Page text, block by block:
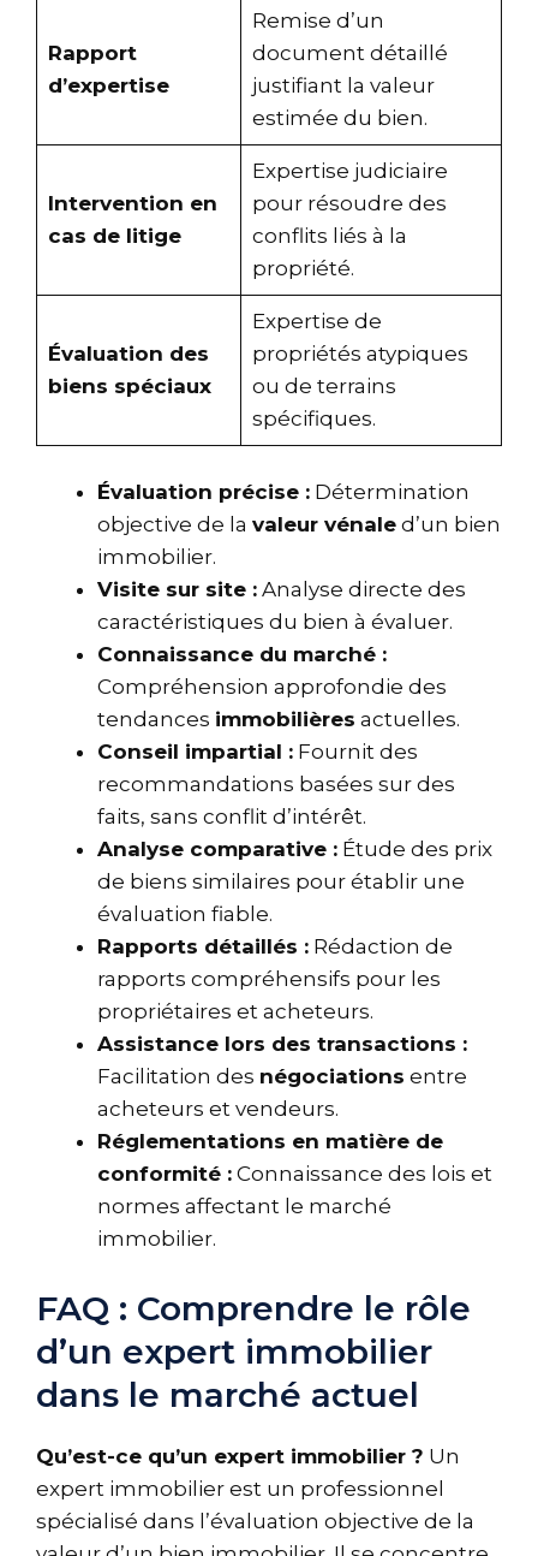
Rapport
d’expertise
Remise d’un
document détaillé
justifiant la valeur
estimée du bien.
Intervention en
cas de litige
Expertise judiciaire
pour résoudre des
conflits liés à la
propriété.
Évaluation des
biens spéciaux
Expertise de
propriétés atypiques
ou de terrains
spécifiques.
Évaluation précise : Détermination
objective de la valeur vénale d’un bien
immobilier.
Visite sur site : Analyse directe des
caractéristiques du bien à évaluer.
Connaissance du marché :
Compréhension approfondie des
tendances immobilières actuelles.
Conseil impartial : Fournit des
recommandations basées sur des
faits, sans conflit d’intérêt.
Analyse comparative : Étude des prix
de biens similaires pour établir une
évaluation fiable.
Rapports détaillés : Rédaction de
rapports compréhensifs pour les
propriétaires et acheteurs.
Assistance lors des transactions :
Facilitation des négociations entre
acheteurs et vendeurs.
Réglementations en matière de
conformité : Connaissance des lois et
normes affectant le marché
immobilier.
FAQ : Comprendre le rôle
d’un expert immobilier
dans le marché actuel
Qu’est-ce qu’un expert immobilier ? Un
expert immobilier est un professionnel
spécialisé dans l’évaluation objective de la